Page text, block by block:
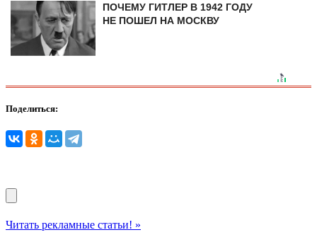
ПОЧЕМУ ГИТЛЕР В 1942 ГОДУ
НЕ ПОШЕЛ НА МОСКВУ
Поделиться:
Читать рекламные статьи! »